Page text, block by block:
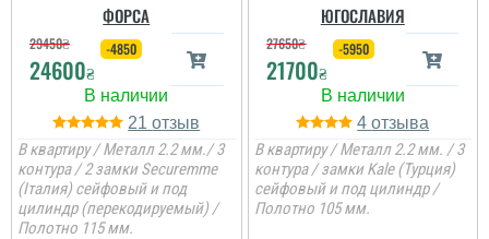
ФОРСА
29450₴
24600₴
-4850
21
В квартиру / Металл 2.2 мм./ 3
контура / 2 замки Securemme
(Італия) сейфовый и под
цилиндр (перекодируемый) /
Полотно 115 мм.
ЮГОСЛАВИЯ
27650₴
21700₴
-5950
4
В квартиру / Металл 2.2 мм. / 3
контура / замки Kale (Турция)
сейфовый и под цилиндр /
Полотно 105 мм.